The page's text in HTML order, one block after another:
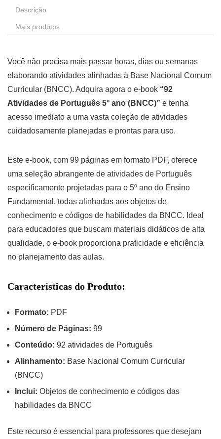
Descrição
Mais produtos
Você não precisa mais passar horas, dias ou semanas
elaborando atividades alinhadas à Base Nacional Comum
Curricular (BNCC). Adquira agora o e-book “92
Atividades de Português 5° ano (BNCC)” e tenha
acesso imediato a uma vasta coleção de atividades
cuidadosamente planejadas e prontas para uso.
Este e-book, com 99 páginas em formato PDF, oferece
uma seleção abrangente de atividades de Português
especificamente projetadas para o 5º ano do Ensino
Fundamental, todas alinhadas aos objetos de
conhecimento e códigos de habilidades da BNCC. Ideal
para educadores que buscam materiais didáticos de alta
qualidade, o e-book proporciona praticidade e eficiência
no planejamento das aulas.
Características do Produto:
Formato: PDF
Número de Páginas: 99
Conteúdo: 92 atividades de Português
Alinhamento: Base Nacional Comum Curricular
(BNCC)
Inclui: Objetos de conhecimento e códigos das
habilidades da BNCC
Este recurso é essencial para professores que desejam